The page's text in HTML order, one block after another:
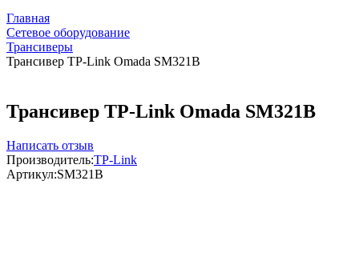
Главная
Сетевое оборудование
Трансиверы
Трансивер TP-Link Omada SM321B
Трансивер TP-Link Omada SM321B
Написать отзыв
Производитель:TP-Link
Артикул:SM321B